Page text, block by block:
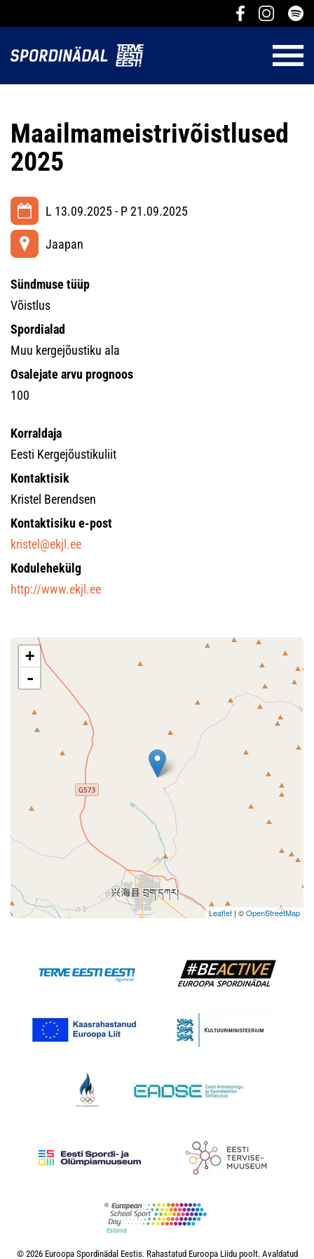
Maailmameistrivõistlused
2025
L 13.09.2025 - P 21.09.2025
Jaapan
Sündmuse tüüp
Võistlus
Spordialad
Muu kergejõustiku ala
Osalejate arvu prognoos
100
Korraldaja
Eesti Kergejõustikuliit
Kontaktisik
Kristel Berendsen
Kontaktisiku e-post
kristel@ekjl.ee
Kodulehekülg
http://www.ekjl.ee
+
-
Leaflet | ©OpenStreetMap
© 2026 Euroopa Spordinädal Eestis. Rahastatud Euroopa Liidu poolt. Avaldatud